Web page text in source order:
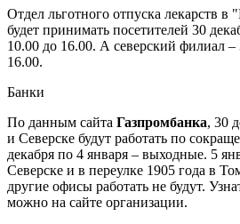
Отдел льготного отпуска лекарств в
будет принимать посетителей 30
10.00 до 16.00. А северский филиал –
16.00.
Банки
По данным сайта Газпромбанка, 30
и Северске будут работать по
декабря по 4 января – выходные. 5
Северске и в переулке 1905 года в
другие офисы работать не будут.
можно на сайте организации.